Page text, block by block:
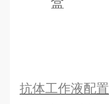
抗体工作液配置